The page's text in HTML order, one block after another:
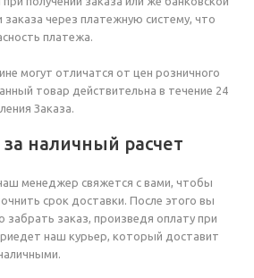
через платежную систему, что
платежа.
могут отличатся от цен розничного
товар действительна в течение 24
Заказа.
наличный расчет
менеджер свяжется с вами, чтобы
срок доставки. После этого вы
заказ, произведя оплату при
наш курьер, который доставит